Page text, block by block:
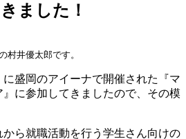
ました！
井優太郎です。
盛岡のアイーナで開催された『マ
に参加してきましたので、その模
ら就職活動を行う学生さん向けの